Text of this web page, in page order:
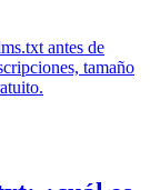
antes de
tamaño